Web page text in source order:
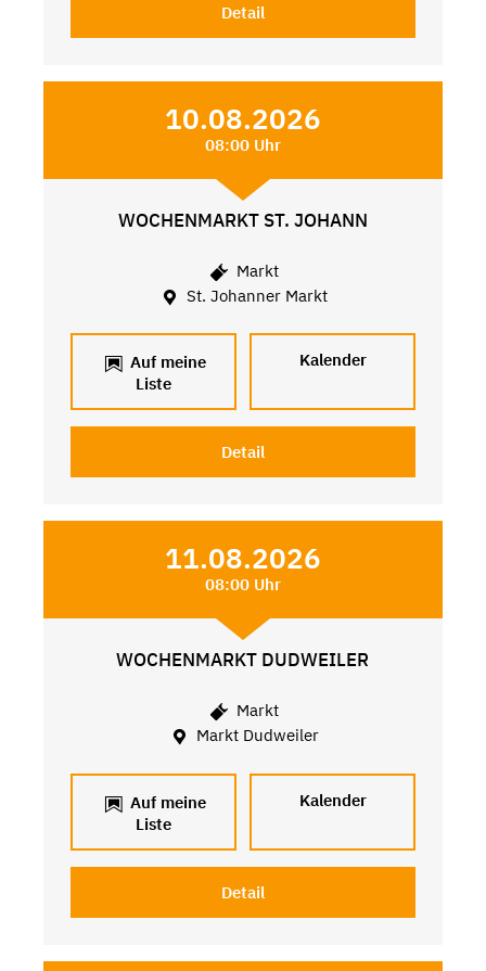
Detail
10.08.2026
08:00 Uhr
WOCHENMARKT ST. JOHANN
Markt
St. Johanner Markt
Auf meine
Liste
Kalender
Detail
11.08.2026
08:00 Uhr
WOCHENMARKT DUDWEILER
Markt
Markt Dudweiler
Auf meine
Liste
Kalender
Detail